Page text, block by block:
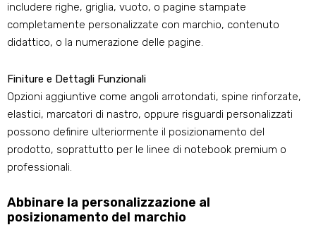
includere righe, griglia, vuoto, o pagine stampate
completamente personalizzate con marchio, contenuto
didattico, o la numerazione delle pagine.
Finiture e Dettagli Funzionali
Opzioni aggiuntive come angoli arrotondati, spine rinforzate,
elastici, marcatori di nastro, oppure risguardi personalizzati
possono definire ulteriormente il posizionamento del
prodotto, soprattutto per le linee di notebook premium o
professionali.
Abbinare la personalizzazione al
posizionamento del marchio